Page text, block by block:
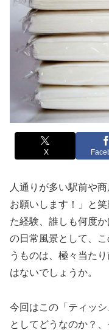
X
人通りが多い駅前や
お願いします！」と
た経験、誰しも何度
の日常風景として、
うものは、極々当た
はないでしょうか。
今回はこの「ティッ
としてどうなのか？